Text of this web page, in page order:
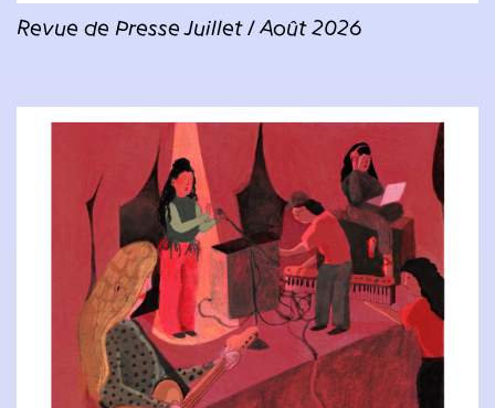
Revue de Presse Juillet / Août 2026